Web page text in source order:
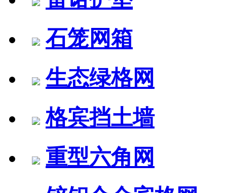
石笼网箱
生态绿格网
格宾挡土墙
重型六角网